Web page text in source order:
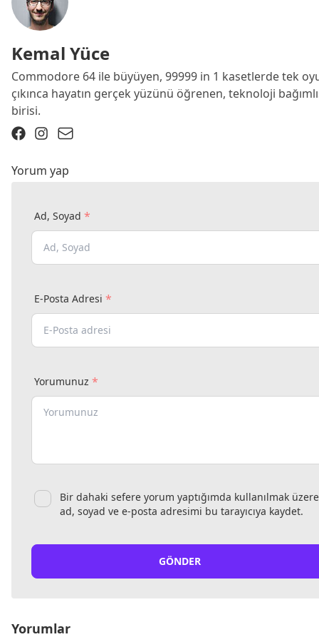
Kemal Yüce
Commodore 64 ile büyüyen, 99999 in 1 kasetlerde tek
çıkınca hayatın gerçek yüzünü öğrenen, teknoloji
birisi.
Yorum yap
Ad, Soyad *
E-Posta Adresi *
Yorumunuz *
Bir dahaki sefere yorum yaptığımda kullanılmak üzere
ad, soyad ve e-posta adresimi bu tarayıcıya kaydet.
GÖNDER
Yorumlar